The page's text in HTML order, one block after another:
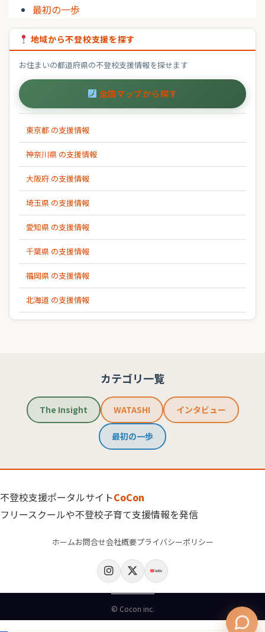
最初の一歩
地域から不登校支援を探す
お住まいの都道府県の不登校支援情報を探せます
全国マップから探す
東京都 の支援情報
神奈川県 の支援情報
大阪府 の支援情報
埼玉県 の支援情報
愛知県 の支援情報
千葉県 の支援情報
福岡県 の支援情報
北海道 の支援情報
カテゴリ一覧
The Insight WATASHI インタビュー
最初の一歩
不登校支援ポータルサイトCoCon
フリースクールや不登校子育て支援情報を発信
ホームお問合せ会社概要プライバシーポリシー
© Cocon inc.